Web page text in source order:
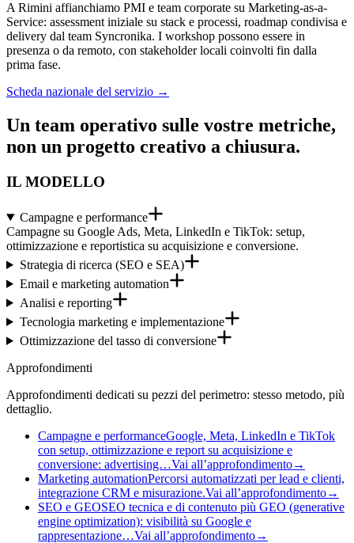
A Rimini affianchiamo PMI e team corporate su Marketing-as-a-
Service: assessment iniziale su stack e processi, roadmap condivisa e
delivery dal team Syncronika. I workshop possono essere in
presenza o da remoto, con stakeholder locali coinvolti fin dalla
prima fase.
Scheda nazionale del servizio →
Un team operativo sulle vostre metriche,
non un progetto creativo a chiusura.
IL MODELLO
Campagne e performance
Campagne su Google Ads, Meta, LinkedIn e TikTok: setup,
ottimizzazione e reportistica su acquisizione e conversione.
Strategia di ricerca (SEO e SEA)
Email e marketing automation
Analisi e reporting
Tecnologia marketing e implementazione
Ottimizzazione del tasso di conversione
Approfondimenti
Approfondimenti dedicati su pezzi del perimetro: stesso metodo, più
dettaglio.
Campagne e performanceGoogle, Meta, LinkedIn e TikTok
con setup, ottimizzazione e report su acquisizione e
conversione: advertising…Vai all’approfondimento→
Marketing automationPercorsi automatizzati per lead e clienti,
integrazione CRM e misurazione.Vai all’approfondimento→
SEO e GEOSEO tecnica e di contenuto più GEO (generative
engine optimization): visibilità su Google e
rappresentazione…Vai all’approfondimento→